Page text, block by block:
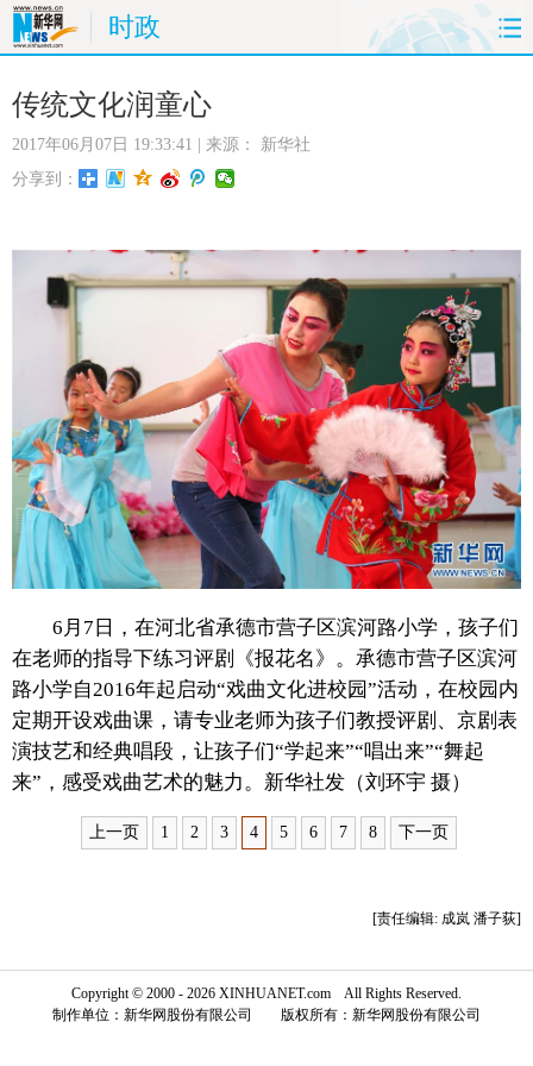
时政
首页 时政
娱乐 体育
港澳 台湾 汽车
科技 房产 公司
图片 视频 彩票 食品
旅游 健康 信息化 数据
金融 公益 军事 无人机
富媒体 摄影 新华广播
新华电视中文 新华电视英文 返回PC
传统文化润童心
2017年06月07日 19:33:41 | 来源： 新华社
分享到：
6月7日，在河北省承德市营子区滨河路小学，孩子们
在老师的指导下练习评剧《报花名》。承德市营子区滨河
路小学自2016年起启动“戏曲文化进校园”活动，在校园内
定期开设戏曲课，请专业老师为孩子们教授评剧、京剧表
演技艺和经典唱段，让孩子们“学起来”“唱出来”“舞起
来”，感受戏曲艺术的魅力。新华社发（刘环宇 摄）
上一页 1 2 3 4 5 6 7 8 下一页
[责任编辑: 成岚 潘子荻]
Copyright © 2000 - 2026 XINHUANET.com All Rights Reserved.
制作单位：新华网股份有限公司 版权所有：新华网股份有限公司